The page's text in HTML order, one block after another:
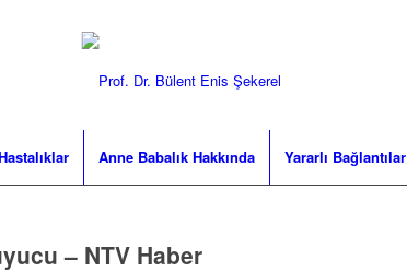
Anne Babalık Hakkında Yararlı Bağlantılar
– NTV Haber